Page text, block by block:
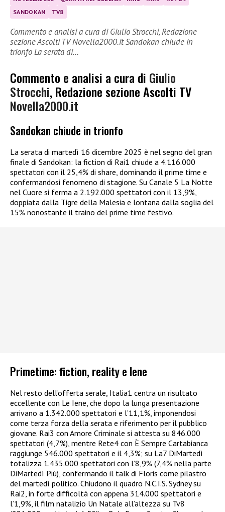
SANDOKAN
TV8
Commento e analisi a cura di Giulio Strocchi, Redazione
sezione Ascolti TV Novella2000.it Sandokan chiude in
trionfo La serata di…
Commento e analisi a cura di Giulio
Strocchi, Redazione sezione Ascolti TV
Novella2000.it
Sandokan chiude in trionfo
La serata di martedì 16 dicembre 2025 è nel segno del gran
finale di Sandokan: la fiction di Rai1 chiude a 4.116.000
spettatori con il 25,4% di share, dominando il prime time e
confermandosi fenomeno di stagione. Su Canale 5 La Notte
nel Cuore si ferma a 2.192.000 spettatori con il 13,9%,
doppiata dalla Tigre della Malesia e lontana dalla soglia del
15% nonostante il traino del prime time festivo.​
Primetime: fiction, reality e Iene
Nel resto dell’offerta serale, Italia1 centra un risultato
eccellente con Le Iene, che dopo la lunga presentazione
arrivano a 1.342.000 spettatori e l’11,1%, imponendosi
come terza forza della serata e riferimento per il pubblico
giovane. Rai3 con Amore Criminale si attesta su 846.000
spettatori (4,7%), mentre Rete4 con È Sempre Cartabianca
raggiunge 546.000 spettatori e il 4,3%; su La7 DiMartedì
totalizza 1.435.000 spettatori con l’8,9% (7,4% nella parte
DiMartedì Più), confermando il talk di Floris come pilastro
del martedì politico. Chiudono il quadro N.C.I.S. Sydney su
Rai2, in forte difficoltà con appena 314.000 spettatori e
l’1,9%, il film natalizio Un Natale all’altezza su Tv8